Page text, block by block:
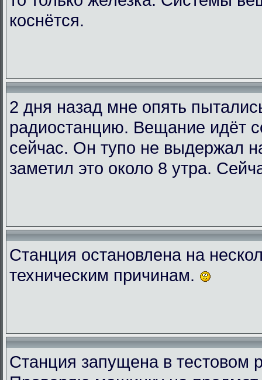
коснётся.
2 дня назад мне опять
радиостанцию. Вещание идёт
сейчас. Он тупо не выдержал
заметил это около 8 утра.
Станция остановлена на
техническим причинам.
Станция запущена в тестовом